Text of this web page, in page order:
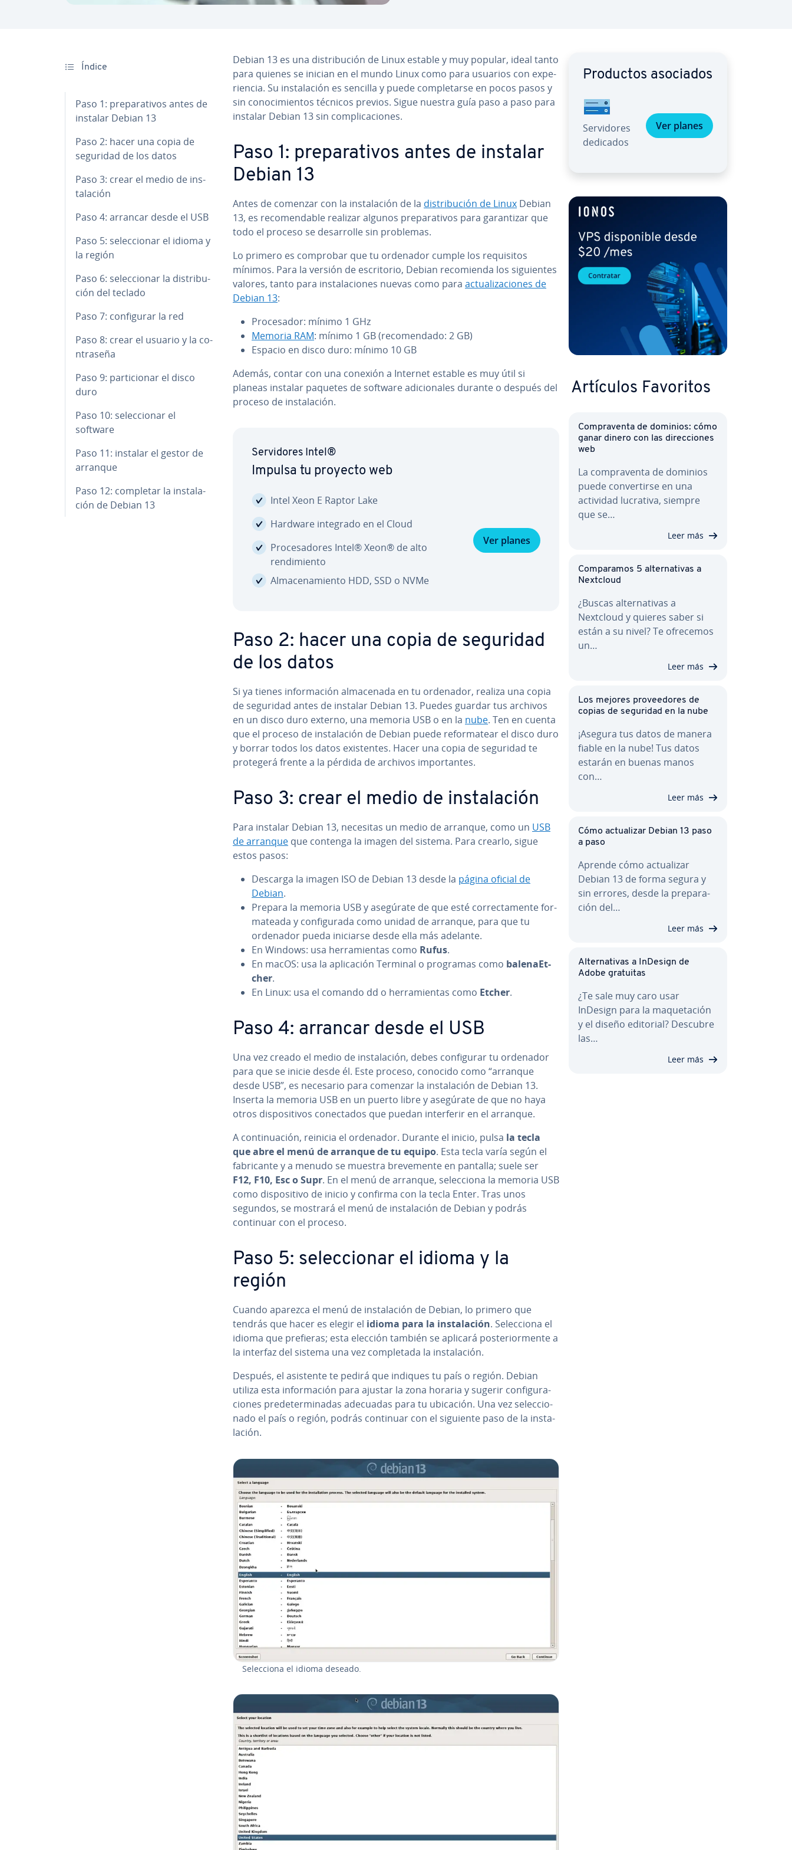
Índice
Paso 1: pre­pa­ra­ti­vos antes de
instalar Debian 13
Paso 2: hacer una copia de
seguridad de los datos
Paso 3: crear el medio de in­s­
ta­la­ción
Paso 4: arrancar desde el USB
Paso 5: se­le­c­cio­nar el idioma y
la región
Paso 6: se­le­c­cio­nar la di­s­tri­bu­
ción del teclado
Paso 7: co­n­fi­gu­rar la red
Paso 8: crear el usuario y la co­
n­tra­se­ña
Paso 9: pa­r­ti­cio­nar el disco
duro
Paso 10: se­le­c­cio­nar el
software
Paso 11: instalar el gestor de
arranque
Paso 12: completar la in­s­ta­la­
ción de Debian 13
Debian 13 es una di­s­tri­bu­ción de Linux estable y muy popular, ideal tanto
para quienes se inician en el mundo Linux como para usuarios con ex­pe­
rie­n­cia. Su in­s­ta­la­ción es sencilla y puede co­m­ple­tar­se en pocos pasos y
sin co­no­ci­mie­n­tos técnicos previos. Sigue nuestra guía paso a paso para
instalar Debian 13 sin co­m­pli­ca­cio­nes.
Paso 1: pre­pa­ra­ti­vos antes de instalar
Debian 13
Antes de comenzar con la in­s­ta­la­ción de la di­s­tri­bu­ción de Linux Debian
13, es re­co­me­n­da­ble realizar algunos pre­pa­ra­ti­vos para ga­ra­n­ti­zar que
todo el proceso se de­sa­rro­lle sin problemas.
Lo primero es comprobar que tu ordenador cumple los re­qui­si­tos
mínimos. Para la versión de es­cri­to­rio, Debian re­co­mie­n­da los si­guie­n­tes
valores, tanto para in­s­ta­la­cio­nes nuevas como para ac­tua­li­za­cio­nes de
Debian 13:
Pro­ce­sa­dor: mínimo 1 GHz
Memoria RAM: mínimo 1 GB (re­co­me­n­da­do: 2 GB)
Espacio en disco duro: mínimo 10 GB
Además, contar con una conexión a Internet estable es muy útil si
planeas instalar paquetes de software adi­cio­na­les durante o después del
proceso de in­s­ta­la­ción.
Se­r­vi­do­res Intel®
Impulsa tu proyecto web
Intel Xeon E Raptor Lake
Hardware integrado en el Cloud
Pro­ce­sa­do­res Intel® Xeon® de alto
re­n­di­mie­n­to
Al­ma­ce­na­mie­n­to HDD, SSD o NVMe
Ver planes
Paso 2: hacer una copia de seguridad
de los datos
Si ya tienes in­fo­r­ma­ción al­ma­ce­na­da en tu ordenador, realiza una copia
de seguridad antes de instalar Debian 13. Puedes guardar tus archivos
en un disco duro externo, una memoria USB o en la nube. Ten en cuenta
que el proceso de in­s­ta­la­ción de Debian puede re­fo­r­ma­tear el disco duro
y borrar todos los datos exi­s­te­n­tes. Hacer una copia de seguridad te
protegerá frente a la pérdida de archivos im­po­r­ta­n­tes.
Paso 3: crear el medio de in­s­ta­la­ción
Para instalar Debian 13, necesitas un medio de arranque, como un USB
de arranque que contenga la imagen del sistema. Para crearlo, sigue
estos pasos:
Descarga la imagen ISO de Debian 13 desde la página oficial de
Debian.
Prepara la memoria USB y asegúrate de que esté co­rre­c­ta­me­n­te fo­r­
ma­tea­da y co­n­fi­gu­ra­da como unidad de arranque, para que tu
ordenador pueda iniciarse desde ella más adelante.
En Windows: usa he­rra­mie­n­tas como Rufus.
En macOS: usa la apli­ca­ción Terminal o programas como ba­le­naE­t­
cher.
En Linux: usa el comando dd o he­rra­mie­n­tas como Etcher.
Paso 4: arrancar desde el USB
Una vez creado el medio de in­s­ta­la­ción, debes co­n­fi­gu­rar tu ordenador
para que se inicie desde él. Este proceso, conocido como “arranque
desde USB”, es necesario para comenzar la in­s­ta­la­ción de Debian 13.
Inserta la memoria USB en un puerto libre y asegúrate de que no haya
otros di­s­po­si­ti­vos co­ne­c­ta­dos que puedan in­te­r­fe­rir en el arranque.
A co­n­ti­nua­ción, reinicia el ordenador. Durante el inicio, pulsa la tecla
que abre el menú de arranque de tu equipo. Esta tecla varía según el
fa­bri­ca­n­te y a menudo se muestra bre­ve­me­n­te en pantalla; suele ser
F12, F10, Esc o Supr. En el menú de arranque, se­le­c­cio­na la memoria USB
como di­s­po­si­ti­vo de inicio y confirma con la tecla Enter. Tras unos
segundos, se mostrará el menú de in­s­ta­la­ción de Debian y podrás
continuar con el proceso.
Paso 5: se­le­c­cio­nar el idioma y la
región
Cuando aparezca el menú de in­s­ta­la­ción de Debian, lo primero que
tendrás que hacer es elegir el idioma para la in­s­ta­la­ción. Se­le­c­cio­na el
idioma que prefieras; esta elección también se aplicará po­s­te­rio­r­me­n­te a
la interfaz del sistema una vez co­m­ple­ta­da la in­s­ta­la­ción.
Después, el asistente te pedirá que indiques tu país o región. Debian
utiliza esta in­fo­r­ma­ción para ajustar la zona horaria y sugerir co­n­fi­gu­ra­
cio­nes pre­de­te­r­mi­na­das adecuadas para tu ubicación. Una vez se­le­c­cio­
na­do el país o región, podrás continuar con el siguiente paso de la in­s­ta­
la­ción.
Se­le­c­cio­na el idioma deseado.
Productos asociados
Se­r­vi­do­res
dedicados
Ver planes
Artículos Favoritos
Co­m­pra­ve­n­ta de dominios: cómo
ganar dinero con las di­re­c­cio­nes
web
La co­m­pra­ve­n­ta de dominios
puede co­n­ve­r­ti­r­se en una
actividad lucrativa, siempre
que se…
Leer más
Co­m­pa­ra­mos 5 al­te­r­na­ti­vas a
Nextcloud
¿Buscas al­te­r­na­ti­vas a
Nextcloud y quieres saber si
están a su nivel? Te ofrecemos
un…
Leer más
Los mejores pro­vee­do­res de
copias de seguridad en la nube
¡Asegura tus datos de manera
fiable en la nube! Tus datos
estarán en buenas manos
con…
Leer más
Cómo ac­tua­li­zar Debian 13 paso
a paso
Aprende cómo ac­tua­li­zar
Debian 13 de forma segura y
sin errores, desde la pre­pa­ra­
ción del…
Leer más
Al­te­r­na­ti­vas a InDesign de
Adobe gratuitas
¿Te sale muy caro usar
InDesign para la ma­que­ta­ción
y el diseño editorial? Descubre
las…
Leer más